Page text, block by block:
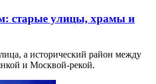
старые улицы, храмы и
а исторический район между
и Москвой-рекой.